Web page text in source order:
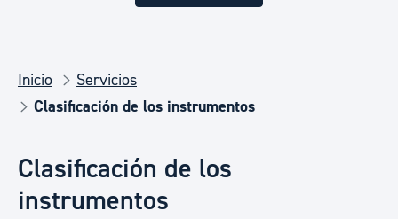
Inicio
Servicios
Clasificación de los instrumentos
Clasificación de los
instrumentos